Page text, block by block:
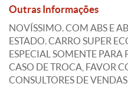
Outras Informações
NOVÍSSIMO. COM ABS E
ESTADO. CARRO SUPER
ESPECIAL SOMENTE
CASO DE TROCA, FAVOR
CONSULTORES DE